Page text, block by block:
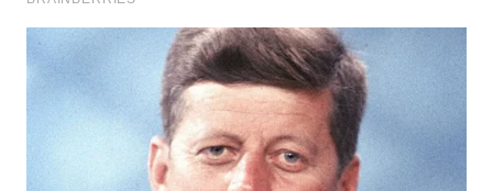
WN
PAKPAK
WN
KARAWANG